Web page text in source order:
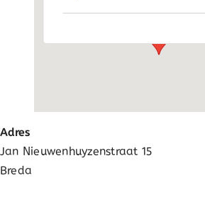
Adres
Jan Nieuwenhuyzenstraat 15
Breda